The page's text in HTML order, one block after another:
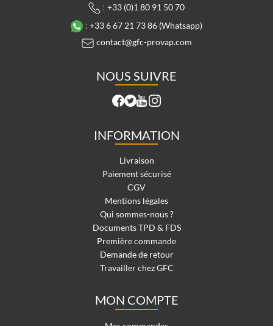
: +33 (0)1 80 91 50 70
: +33 6 67 21 73 86 (Whatsapp)
contact@gfc-provap.com
NOUS SUIVRE
INFORMATION
Livraison
Paiement sécurisé
CGV
Mentions légales
Qui sommes-nous ?
Documents TPD & FDS
Première commande
Demande de retour
Travailler chez GFC
MON COMPTE